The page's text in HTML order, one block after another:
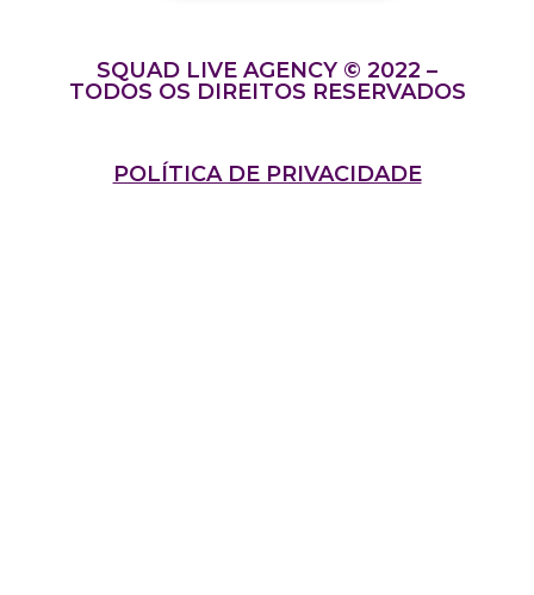
SQUAD LIVE AGENCY © 2022 –
TODOS OS DIREITOS RESERVADOS
POLÍTICA DE PRIVACIDADE